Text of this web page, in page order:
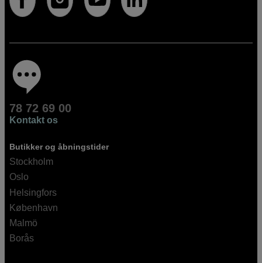
78 72 69 00
Kontakt os
Butikker og åbningstider
Stockholm
Oslo
Helsingfors
København
Malmö
Borås